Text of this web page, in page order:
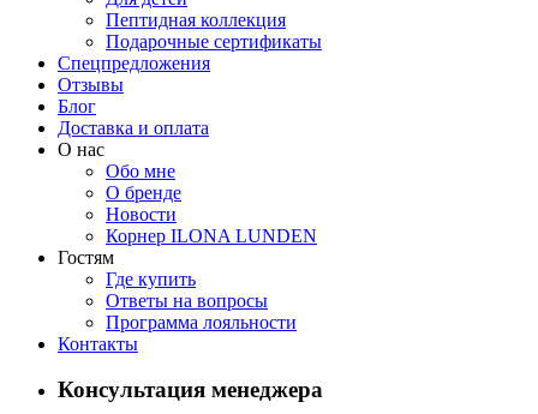
Пептидная коллекция
Подарочные сертификаты
Спецпредложения
Отзывы
Блог
Доставка и оплата
О нас
Обо мне
О бренде
Новости
Корнер ILONA LUNDEN
Гостям
Где купить
Ответы на вопросы
Программа лояльности
Контакты
Консультация менеджера